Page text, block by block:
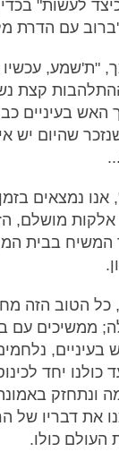
לעשות"
'ברוב עם הדרת
"ת'שמע, עכשיו
ההתלהבות קצת
האש בעיניים
שהיום יש
אנו נמצאים
אלקות מושלם,
בבית
כל הטוב הזה
ממשיכים עם
כולנו יחד
ונתחזק
את דבריו של
העולם כולו.